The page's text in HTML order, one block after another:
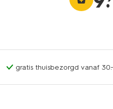
gratis thuisbezorgd vanaf 30.-